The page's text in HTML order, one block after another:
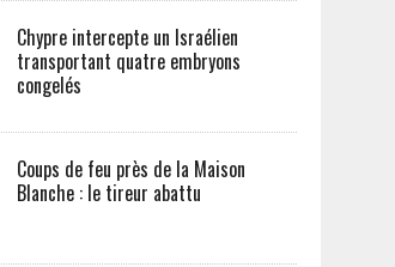
Chypre intercepte un Israélien
transportant quatre embryons
congelés
Coups de feu près de la Maison
Blanche : le tireur abattu